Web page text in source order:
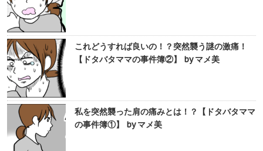
これどうすれば良いの！？突然襲う謎の激痛！
【ドタバタママの事件簿②】 by マメ美
私を突然襲った肩の痛みとは！？【ドタバタママ
の事件簿①】 by マメ美